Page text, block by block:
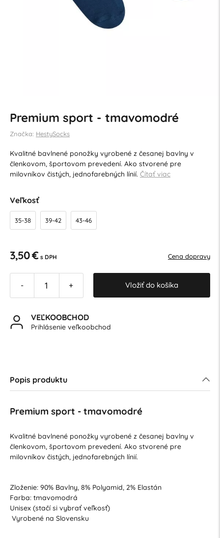
Premium sport - tmavomodré
Značka: HestySocks
Kvalitné bavlnené ponožky vyrobené z česanej bavlny v
členkovom, športovom prevedení. Ako stvorené pre
milovníkov čistých, jednofarebných línií. Čítať viac
Veľkosť
35-38 39-42 43-46
3,50 € s DPH Cena dopravy
- + Vložiť do košíka
VEĽKOOBCHOD
Prihlásenie veľkoobchod
Popis produktu
Premium sport - tmavomodré
Kvalitné bavlnené ponožky vyrobené z česanej bavlny v
členkovom, športovom prevedení. Ako stvorené pre
milovníkov čistých, jednofarebných línií.
Zloženie: 90% Bavlny, 8% Polyamid, 2% Elastán
Farba: tmavomodrá
Unisex (stačí si vybrať veľkosť)
Vyrobené na Slovensku